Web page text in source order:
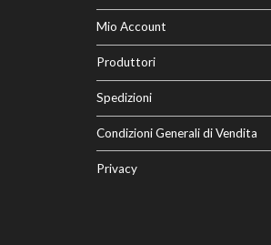
Mio Account
Produttori
Spedizioni
Condizioni Generali di Vendita
Privacy